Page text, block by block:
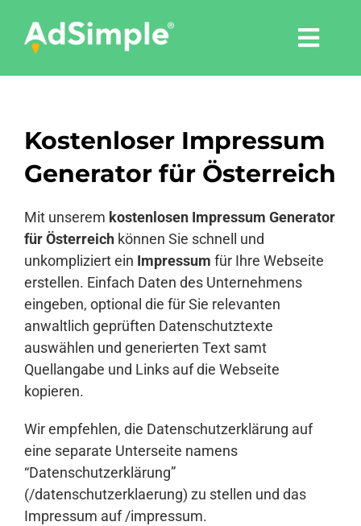
content
Tools
Shop
Agentur
Blog
Kostenloser Impressum
Generator für Österreich
Mit unserem kostenlosen Impressum Generator
für Österreich können Sie schnell und
unkompliziert ein Impressum für Ihre Webseite
erstellen. Einfach Daten des Unternehmens
eingeben, optional die für Sie relevanten
anwaltlich geprüften Datenschutztexte
auswählen und generierten Text samt
Quellangabe und Links auf die Webseite
kopieren.
Wir empfehlen, die Datenschutzerklärung auf
eine separate Unterseite namens
“Datenschutzerklärung”
(/datenschutzerklaerung) zu stellen und das
Impressum auf /impressum.